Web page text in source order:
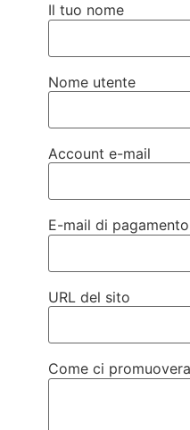
Il tuo nome
Nome utente
Account e-mail
E-mail di pagamento
URL del sito
Come ci